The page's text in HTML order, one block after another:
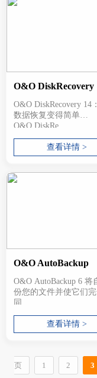
O&O DiskRecovery
O&O DiskRecovery 14
数据恢复变得简单
O&O DiskRe...
查看详情 >
O&O AutoBackup
O&O AutoBackup 6 将
份您的文件并使它们
同...
查看详情 >
页
1 2 3